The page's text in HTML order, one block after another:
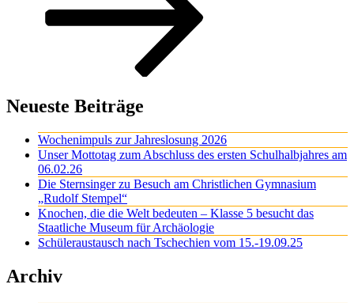
Neueste Beiträge
Wochenimpuls zur Jahreslosung 2026
Unser Mottotag zum Abschluss des ersten Schulhalbjahres am
06.02.26
Die Sternsinger zu Besuch am Christlichen Gymnasium
„Rudolf Stempel“
Knochen, die die Welt bedeuten – Klasse 5 besucht das
Staatliche Museum für Archäologie
Schüleraustausch nach Tschechien vom 15.-19.09.25
Archiv